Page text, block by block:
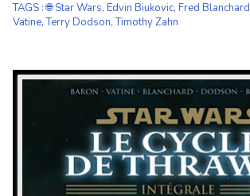
TAGS :🌐 Star Wars, Edvin Biukovic, Fred Blanchard
Vatine,Terry Dodson,Timothy Zahn